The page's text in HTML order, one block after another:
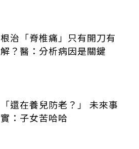
根治「脊椎痛」只有開刀有
解？醫：分析病因是關鍵
「還在養兒防老？」 未來事
實：子女苦哈哈